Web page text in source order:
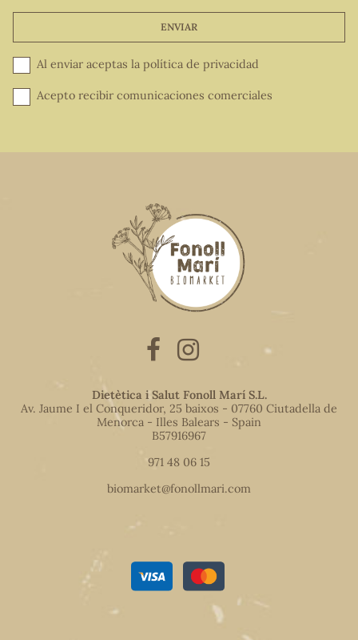
ENVIAR
Al enviar aceptas la política de privacidad
Acepto recibir comunicaciones comerciales
Dietètica i Salut Fonoll Marí S.L.
Av. Jaume I el Conqueridor, 25 baixos - 07760 Ciutadella de
Menorca - Illes Balears - Spain
B57916967
971 48 06 15
biomarket@fonollmari.com